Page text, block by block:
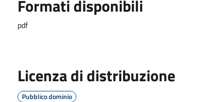
Formati disponibili
pdf
Licenza di distribuzione
Pubblico dominio